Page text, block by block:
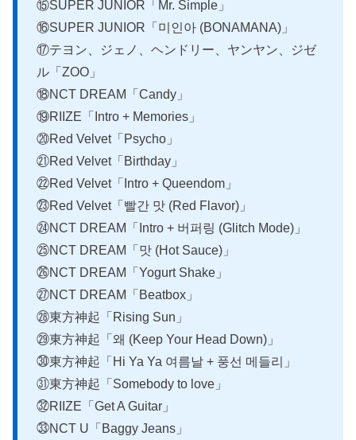
⑮SUPER JUNIOR「Mr. Simple」
⑯SUPER JUNIOR「미인아 (BONAMANA)」
⑰テヨン、ジェノ、ヘンドリー、ヤンヤン、ジゼ
ル「ZOO」
⑱NCT DREAM「Candy」
⑲RIIZE「Intro + Memories」
⑳Red Velvet「Psycho」
㉑Red Velvet「Birthday」
㉒Red Velvet「Intro + Queendom」
㉓Red Velvet「빨간 맛 (Red Flavor)」
㉔NCT DREAM「Intro + 버퍼링 (Glitch Mode)」
㉕NCT DREAM「맛 (Hot Sauce)」
㉖NCT DREAM「Yogurt Shake」
㉗NCT DREAM「Beatbox」
㉘東方神起「Rising Sun」
㉙東方神起「왜 (Keep Your Head Down)」
㉚東方神起「Hi Ya Ya 여름날 + 풍선 메들리」
㉛東方神起「Somebody to love」
㉜RIIZE「Get A Guitar」
㉝NCT U「Baggy Jeans」